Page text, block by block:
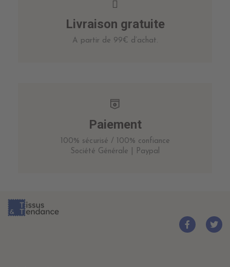
Livraison gratuite
A partir de 99€ d’achat.
Paiement
100% sécurisé / 100% confiance
Société Générale | Paypal